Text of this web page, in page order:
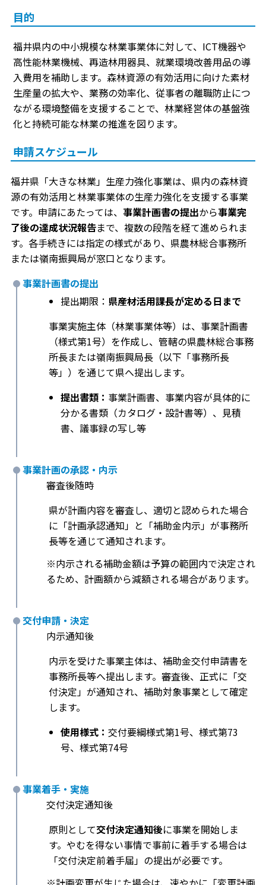
目的
福井県内の中小規模な林業事業体に対して、ICT機器や
高性能林業機械、再造林用器具、就業環境改善用品の導
入費用を補助します。森林資源の有効活用に向けた素材
生産量の拡大や、業務の効率化、従事者の離職防止につ
ながる環境整備を支援することで、林業経営体の基盤強
化と持続可能な林業の推進を図ります。
申請スケジュール
福井県「大きな林業」生産力強化事業は、県内の森林資
源の有効活用と林業事業体の生産力強化を支援する事業
です。申請にあたっては、 事業計画書の提出から事業完
了後の達成状況報告まで、複数の段階を経て進められま
す。各手続きには指定の様式があり、県農林総合事務所
または嶺南振興局が窓口となります。
事業計画書の提出
提出期限： 県産材活用課長が定める日まで
事業実施主体（林業事業体等）は、事業計画書
（様式第1号）を作成し、管轄の県農林総合事務
所長または嶺南振興局長（以下「事務所長
等」）を通じて県へ提出します。
提出書類： 事業計画書、事業内容が具体的に
分かる書類（カタログ・設計書等）、見積
書、議事録の写し等
事業計画の承認・内示
審査後随時
県が計画内容を審査し、適切と認められた場合
に「計画承認通知」と「補助金内示」が事務所
長等を通じて通知されます。
※内示される補助金額は予算の範囲内で決定され
るため、計画額から減額される場合があります。
交付申請・決定
内示通知後
内示を受けた事業主体は、補助金交付申請書を
事務所長等へ提出します。審査後、正式に「交
付決定」が通知され、補助対象事業として確定
します。
使用様式： 交付要綱様式第1号、様式第73
号、様式第74号
事業着手・実施
交付決定通知後
原則として交付決定通知後に事業を開始しま
す。やむを得ない事情で事前に着手する場合は
「交付決定前着手届」の提出が必要です。